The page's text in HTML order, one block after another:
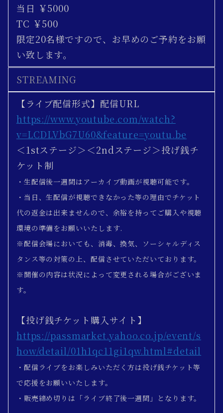
当日 ￥5000
TC ￥500
限定20名様ですので、お早めのご予約をお願
い致します。
STREAMING
【ライブ配信形式】 配信URL
https://www.youtube.com/watch?
v=LCDLVbG7U60&feature=youtu.be
＜1stステージ＞＜2ndステージ＞投げ銭チ
ケット制
・生配信後一週間はアーカイブ動画が視聴可能です。
・当日、生配信が視聴できなかった等の理由でチケット
代の返金は出来ませんので、余裕を持ってご購入や視聴
環境の準備をお願いいたします.
※配信会場においても、消毒、換気、ソーシャルディス
タンス等の対策の上、配信させていただいております。
※開催の内容は状況によって変更される場合がございま
す。
【投げ銭チケット購入サイト】
https://passmarket.yahoo.co.jp/event/s
how/detail/01h1qc11gi1qw.html#detail
・配信ライブをお楽しみいただく方は投げ銭チケット等
で応援をお願いいたします。
・販売締め切りは「ライブ終了後一週間」となります。